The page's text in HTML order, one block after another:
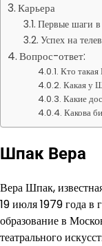
Карьера
Первые шаги
Успех на
Вопрос-ответ:
Кто
Какая у
Какие
Какова
Шпак Вера
Вера Шпак,
19 июля 1979 года в
образование в
театрального